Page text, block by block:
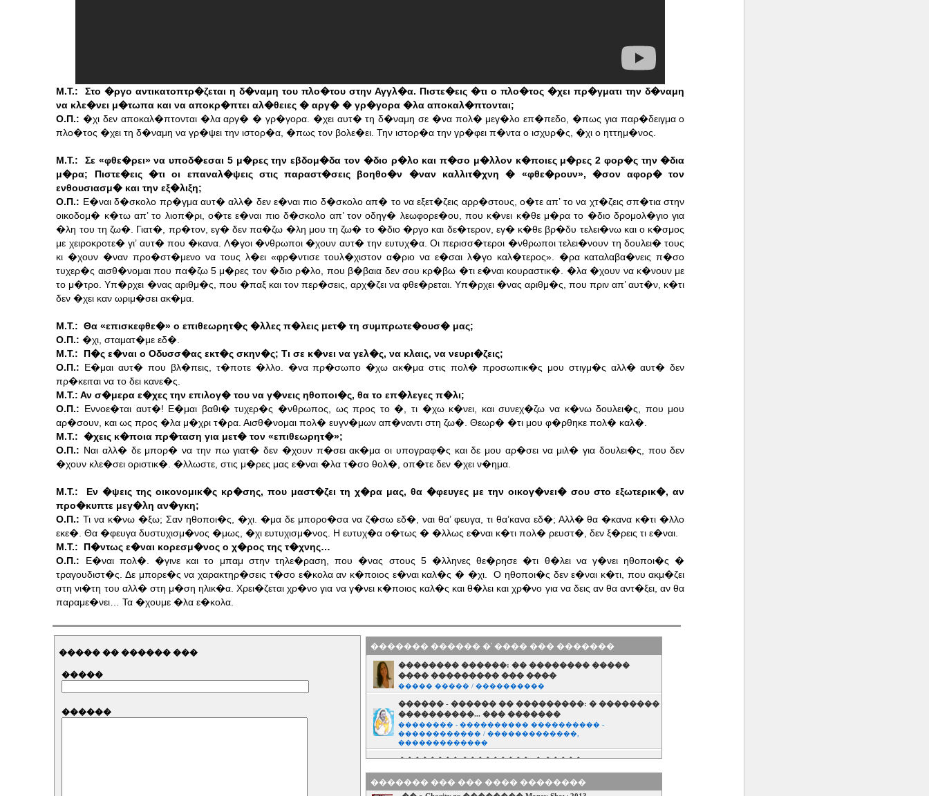
Μ.Τ.: Στο �ργο αντικατοπτρ�ζεται η δ�ναμη του πλο�του στην Αγγλ�α. Πιστε�εις �τι ο πλο�τος �χει πρ�γματι την δ�ναμη
να κλε�νει μ�τωπα και να αποκρ�πτει αλ�θειες � αργ� � γρ�γορα �λα αποκαλ�πτονται;
Ο.Π.: �χι δεν αποκαλ�πτονται �λα αργ� � γρ�γορα. �χει αυτ� τη δ�ναμη σε �να πολ� μεγ�λο επ�πεδο, �πως για παρ�δειγμα ο
πλο�τος �χει τη δ�ναμη να γρ�ψει την ιστορ�α, �πως τον βολε�ει. Την ιστορ�α την γρ�φει π�ντα ο ισχυρ�ς, �χι ο ηττημ�νος.
Μ.Τ.: Σε «φθε�ρει» να υποδ�εσαι 5 μ�ρες την εβδομ�δα τον �διο ρ�λο και π�σο μ�λλον κ�ποιες μ�ρες 2 φορ�ς την �δια
μ�ρα; Πιστε�εις �τι οι επαναλ�ψεις στις παραστ�σεις βοηθο�ν �ναν καλλιτ�χνη � «φθε�ρουν», �σον αφορ� τον
ενθουσιασμ� και την εξ�λιξη;
Ο.Π.: Ε�ναι δ�σκολο πρ�γμα αυτ� αλλ� δεν ε�ναι πιο δ�σκολο απ� το να εξετ�ζεις αρρ�στους, ο�τε απ’ το να χτ�ζεις σπ�τια στην
οικοδομ� κ�τω απ’ το λιοπ�ρι, ο�τε ε�ναι πιο δ�σκολο απ’ τον οδηγ� λεωφορε�ου, που κ�νει κ�θε μ�ρα το �διο δρομολ�γιο για
�λη του τη ζω�. Γιατ�, πρ�τον, εγ� δεν πα�ζω �λη μου τη ζω� το �διο �ργο και δε�τερον, εγ� κ�θε βρ�δυ τελει�νω και ο κ�σμος
με χειροκροτε� γι’ αυτ� που �κανα. Λ�γοι �νθρωποι �χουν αυτ� την ευτυχ�α. Οι περισσ�τεροι �νθρωποι τελει�νουν τη δουλει� τους
κι �χουν �ναν προ�στ�μενο να τους λ�ει «φρ�ντισε τουλ�χιστον α�ριο να ε�σαι λ�γο καλ�τερος». �ρα καταλαβα�νεις π�σο
τυχερ�ς αισθ�νομαι που πα�ζω 5 μ�ρες τον �διο ρ�λο, που β�βαια δεν σου κρ�βω �τι ε�ναι κουραστικ�. �λα �χουν να κ�νουν με
το μ�τρο. Υπ�ρχει �νας αριθμ�ς, που �παξ και τον περ�σεις, αρχ�ζει να φθε�ρεται. Υπ�ρχει �νας αριθμ�ς, που πριν απ’ αυτ�ν, κ�τι
δεν �χει καν ωριμ�σει ακ�μα.
Μ.Τ.: Θα «επισκεφθε�» ο επιθεωρητ�ς �λλες π�λεις μετ� τη συμπρωτε�ουσ� μας;
Ο.Π.:�χι, σταματ�με εδ�.
Μ.Τ.: Π�ς ε�ναι ο Οδυσσ�ας εκτ�ς σκην�ς; Τι σε κ�νει να γελ�ς, να κλαις, να νευρι�ζεις;
Ο.Π.: Ε�μαι αυτ� που βλ�πεις, τ�ποτε �λλο. �να πρ�σωπο �χω ακ�μα στις πολ� προσωπικ�ς μου στιγμ�ς αλλ� αυτ� δεν
πρ�κειται να το δει κανε�ς.
Μ.Τ.: Αν σ�μερα ε�χες την επιλογ� του να γ�νεις ηθοποι�ς, θα το επ�λεγες π�λι;
Ο.Π.: Εννοε�ται αυτ�! Ε�μαι βαθι� τυχερ�ς �νθρωπος, ως προς το �, τι �χω κ�νει, και συνεχ�ζω να κ�νω δουλει�ς, που μου
αρ�σουν, και ως προς �λα μ�χρι τ�ρα. Αισθ�νομαι πολ� ευγν�μων απ�ναντι στη ζω�. Θεωρ� �τι μου φ�ρθηκε πολ� καλ�.
Μ.Τ.: �χεις κ�ποια πρ�ταση για μετ� τον «επιθεωρητ�»;
Ο.Π.: Ναι αλλ� δε μπορ� να την πω γιατ� δεν �χουν π�σει ακ�μα οι υπογραφ�ς και δε μου αρ�σει να μιλ� για δουλει�ς, που δεν
�χουν κλε�σει οριστικ�. �λλωστε, στις μ�ρες μας ε�ναι �λα τ�σο θολ�, οπ�τε δεν �χει ν�ημα.
Μ.Τ.: Εν �ψεις της οικονομικ�ς κρ�σης, που μαστ�ζει τη χ�ρα μας, θα �φευγες με την οικογ�νει� σου στο εξωτερικ�, αν
προ�κυπτε μεγ�λη αν�γκη;
Ο.Π.: Τι να κ�νω �ξω; Σαν ηθοποι�ς, �χι. �μα δε μπορο�σα να ζ�σω εδ�, ναι θα’ φευγα, τι θα’κανα εδ�; Αλλ� θα �κανα κ�τι �λλο
εκε�. Θα �φευγα δυστυχισμ�νος �μως, �χι ευτυχισμ�νος. Η ευτυχ�α ο�τως � �λλως ε�ναι κ�τι πολ� ρευστ�, δεν ξ�ρεις τι ε�ναι.
Μ.Τ.: Π�ντως ε�ναι κορεσμ�νος ο χ�ρος της τ�χνης…
Ο.Π.: Ε�ναι πολ�. �γινε και το μπαμ στην τηλε�ραση, που �νας στους 5 �λληνες θε�ρησε �τι θ�λει να γ�νει ηθοποι�ς �
τραγουδιστ�ς. Δε μπορε�ς να χαρακτηρ�σεις τ�σο ε�κολα αν κ�ποιος ε�ναι καλ�ς � �χι. Ο ηθοποι�ς δεν ε�ναι κ�τι, που ακμ�ζει
στη νι�τη του αλλ� στη μ�ση ηλικ�α. Χρει�ζεται χρ�νο για να γ�νει κ�ποιος καλ�ς και θ�λει και χρ�νο για να δεις αν θα αντ�ξει, αν θα
παραμε�νει… Τα �χουμε �λα ε�κολα.
����� �� ������ ���
�����
������
������� ������ �' ���� ��� �������
�������� ������: �� �������� �����
���� ��������� ��� ����
����� ����� / ����������
������ - ������ �� ���������: � ��������
����������... ��� �������
�������� - ���������� ���������� -
������������ / �������������,
�������������
�������� ���������: � �����
������� ������� / ���������, �������� �.�.�.
�.�.�.
������� ��� ��� ���� ��������